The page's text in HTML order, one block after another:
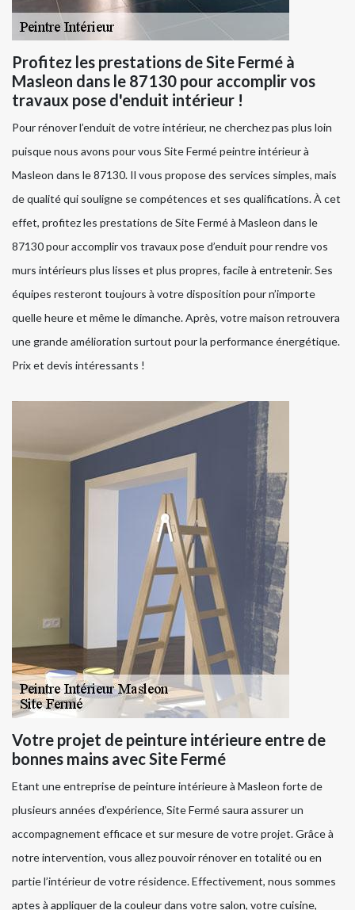
Profitez les prestations de Site Fermé à
Masleon dans le 87130 pour accomplir vos
travaux pose d'enduit intérieur !
Pour rénover l’enduit de votre intérieur, ne cherchez pas plus loin
puisque nous avons pour vous Site Fermé peintre intérieur à
Masleon dans le 87130. Il vous propose des services simples, mais
de qualité qui souligne se compétences et ses qualifications. À cet
effet, profitez les prestations de Site Fermé à Masleon dans le
87130 pour accomplir vos travaux pose d’enduit pour rendre vos
murs intérieurs plus lisses et plus propres, facile à entretenir. Ses
équipes resteront toujours à votre disposition pour n’importe
quelle heure et même le dimanche. Après, votre maison retrouvera
une grande amélioration surtout pour la performance énergétique.
Prix et devis intéressants !
Votre projet de peinture intérieure entre de
bonnes mains avec Site Fermé
Etant une entreprise de peinture intérieure à Masleon forte de
plusieurs années d’expérience, Site Fermé saura assurer un
accompagnement efficace et sur mesure de votre projet. Grâce à
notre intervention, vous allez pouvoir rénover en totalité ou en
partie l’intérieur de votre résidence. Effectivement, nous sommes
aptes à appliquer de la couleur dans votre salon, votre cuisine,